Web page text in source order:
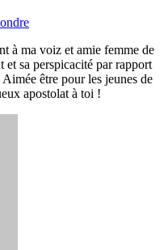
à ma voiz et amie femme de
sa perspicacité par rapport
être pour les jeunes de
apostolat à toi !